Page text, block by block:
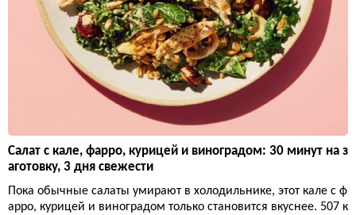
Салат с кале, фарро, курицей и виноградом: 30 минут на з
аготовку, 3 дня свежести
Пока обычные салаты умирают в холодильнике, этот кале с ф
арро, курицей и виноградом только становится вкуснее. 507 к